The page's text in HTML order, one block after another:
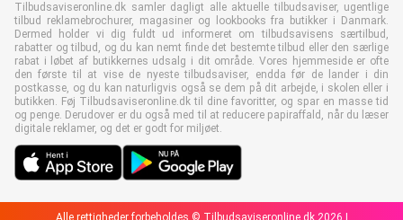
Tilbudsaviseronline.dk samler dagligt alle aktuelle tilbudsaviser, ugentlige
tilbud reklamebrochurer, magasiner og lookbooks fra butikker i Danmark.
Dermed holder vi dig fuldt ud informeret om tilbudsavisens særtilbud,
rabatter og tilbud, og du kan nemt finde det bestemte tilbud eller den særlige
rabat i løbet af butikkernes udsalg i dit område. Vores hjemmeside er ofte
den første til at vise de nyeste tilbudsaviser, endda før de lander i din
postkasse, og du kan naturligvis også se dem på dit arbejde, i skolen eller i
butikken. Føj Tilbudsaviseronline.dk til dine favoritter, og spar en masse tid
og penge. Derudover er du også med til at reducere papiraffald, når du læser
digitale reklamer, og det er godt for miljøet.
Alle rettigheder forbeholdes © Tilbudsaviseronline.dk 2026 |